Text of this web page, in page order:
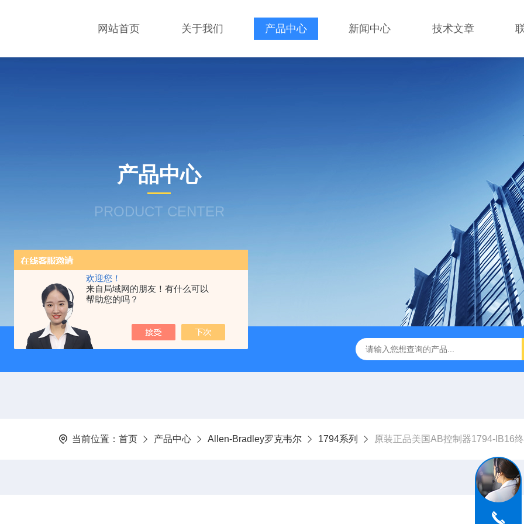
欢迎您！
来自局域网的朋友！有什么可以
帮助您的吗？
网站首页 关于我们 产品中心 新闻中心 技术文章
产品中心
PRODUCT CENTER
当前位置： 首页 产品中心 Allen-Bradley罗克韦尔 1794系列 原装正品美国AB控制器1794-IB16